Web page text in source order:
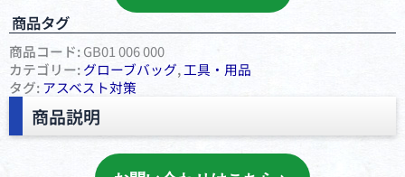
商品タグ
商品コード:GB01 006 000
カテゴリー:グローブバッグ,⼯具・⽤品
タグ:アスベスト対策
商品説明